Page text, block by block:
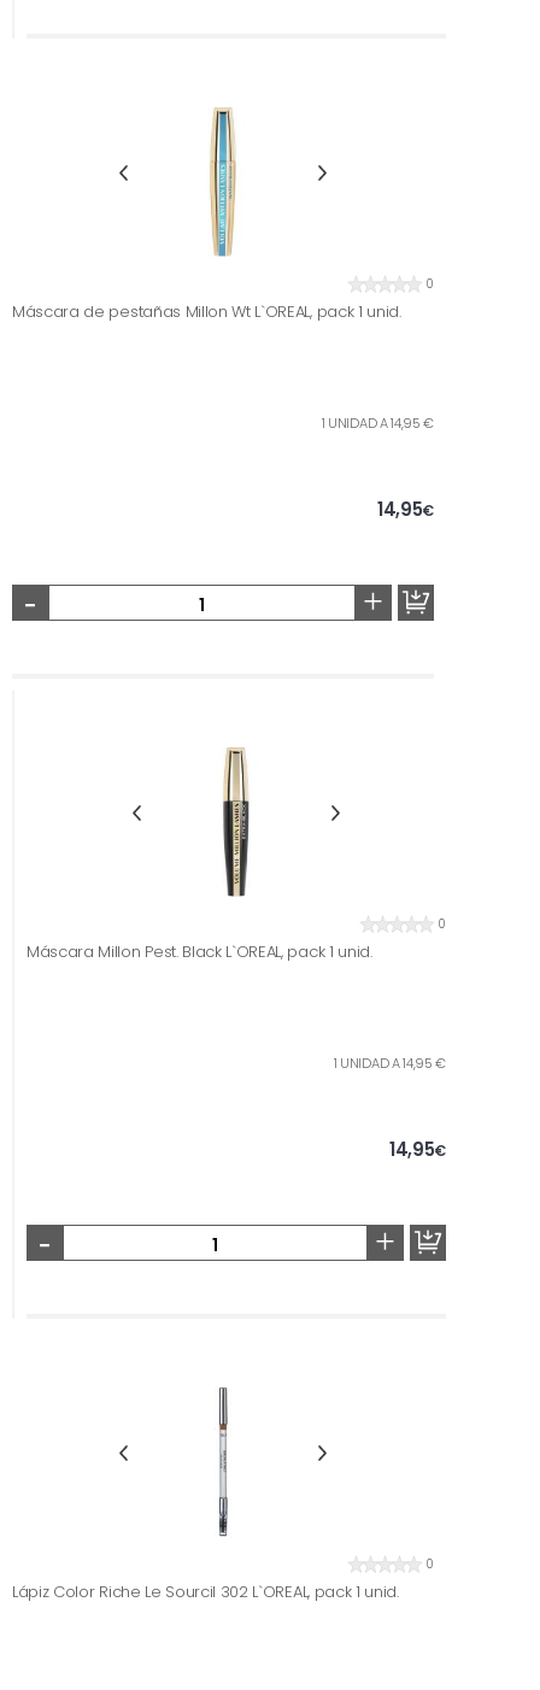
0
Máscara de pestañas Millon Wt L`OREAL, pack 1 unid.
1 UNIDAD A 14,95 €
14,95€
- +
0
Máscara Millon Pest. Black L`OREAL, pack 1 unid.
1 UNIDAD A 14,95 €
14,95€
- +
0
Lápiz Color Riche Le Sourcil 302 L`OREAL, pack 1 unid.